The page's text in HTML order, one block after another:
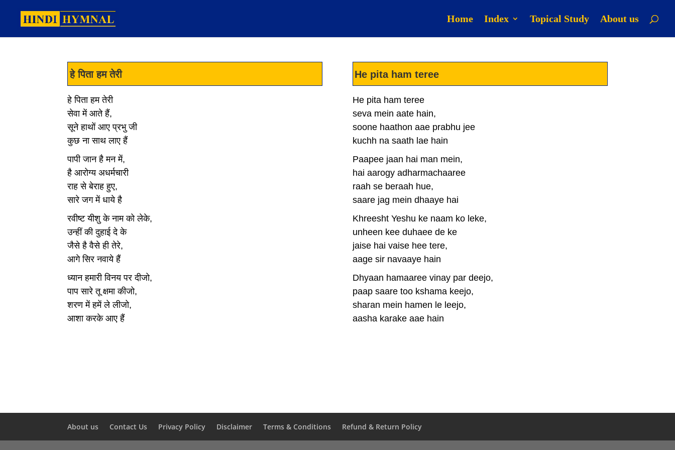
Home Index Topical Study About us
हे पिता हम तेरी
हे पिता हम तेरी
सेवा में आते हैं,
सूने हाथों आए प्रभु जी
कुछ ना साथ लाए हैं
पापी जान है मन में,
है आरोग्य अधर्मचारी
राह से बेराह हुए,
सारे जग में धाये है
रवीष्ट यीशु के नाम को लेके,
उन्हीं की दुहाई दे के
जैसे है वैसे ही तेरे,
आगे सिर नवाये हैं
ध्यान हमारी विनय पर दीजो,
पाप सारे तू क्षमा कीजो,
शरण में हमें ले लीजो,
आशा करके आए हैं
He pita ham teree
He pita ham teree
seva mein aate hain,
soone haathon aae prabhu jee
kuchh na saath lae hain
Paapee jaan hai man mein,
hai aarogy adharmachaaree
raah se beraah hue,
saare jag mein dhaaye hai
Khreesht Yeshu ke naam ko leke,
unheen kee duhaee de ke
jaise hai vaise hee tere,
aage sir navaaye hain
Dhyaan hamaaree vinay par deejo,
paap saare too kshama keejo,
sharan mein hamen le leejo,
aasha karake aae hain
About us Contact Us Privacy Policy Disclaimer Terms & Conditions Refund & Return Policy